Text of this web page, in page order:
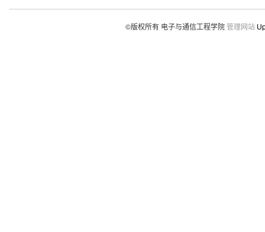
©版权所有 电子与通信工程学院管理网站